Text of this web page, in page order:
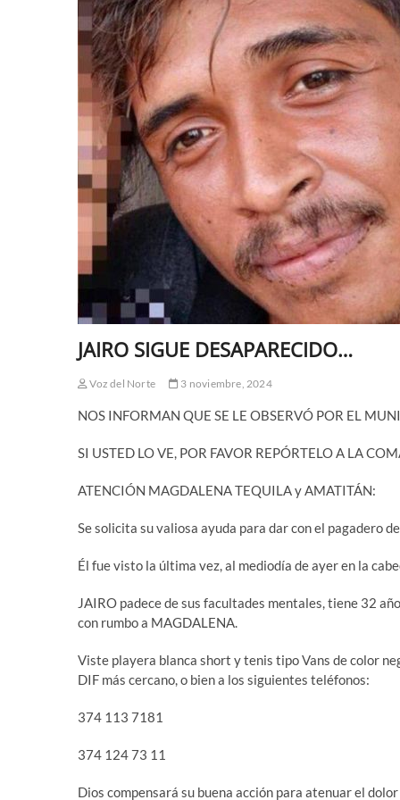
JAIRO SIGUE DESAPARECIDO…
Voz del Norte 3 noviembre, 2024
NOS INFORMAN QUE SE LE OBSERVÓ POR EL
SI USTED LO VE, POR FAVOR REPÓRTELO A LA
ATENCIÓN MAGDALENA TEQUILA y AMATITÁN:
Se solicita su valiosa ayuda para dar con el pagadero
Él fue visto la última vez, al mediodía de ayer en la
JAIRO padece de sus facultades mentales, tiene 32
con rumbo a MAGDALENA.
Viste playera blanca short y tenis tipo Vans de color
DIF más cercano, o bien a los siguientes teléfonos:
374 113 7181
374 124 73 11
Dios compensará su buena acción para atenuar el